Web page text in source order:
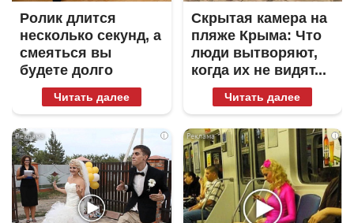
Ролик длится
несколько секунд, а
смеяться вы
будете долго
Читать далее
Скрытая камера на
пляже Крыма: Что
люди вытворяют,
когда их не видят...
Читать далее
i i